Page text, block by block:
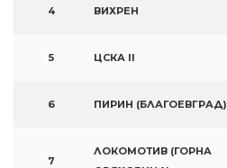
4 ВИХРЕН
5 ЦСКА II
6 ПИРИН (БЛАГОЕВГРАД)
7
ЛОКОМОТИВ (ГОРНА